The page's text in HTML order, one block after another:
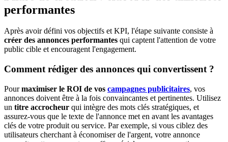
performantes
Après avoir défini vos objectifs et KPI, l'étape suivante consiste à
créer des annonces performantes qui captent l'attention de votre
public cible et encouragent l'engagement.
Comment rédiger des annonces qui convertissent ?
Pourmaximiser le ROI de vos campagnes publicitaires, vos
annonces doivent être à la fois convaincantes et pertinentes. Utilisez
un titre accrocheur qui intègre des mots clés stratégiques, et
assurez-vous que le texte de l'annonce met en avant les avantages
clés de votre produit ou service. Par exemple, si vous ciblez des
utilisateurs cherchant à économiser de l'argent, votre annonce